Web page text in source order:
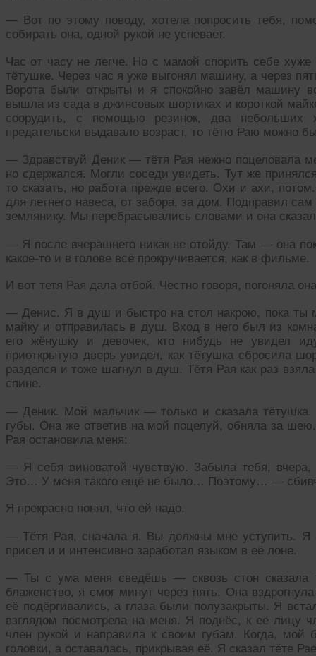
— Вот по этому поводу, хотела попросить тебя,
собирать она, одной рукой не успевает.
Час от часу не легче. Но с мамой спорить себе
тётушке. Через час я уже выгонял машину, а через
Ворота были открыты и я спокойно завёл машину
вышла из сада в джинсовых шортиках и короткой
соорудить, с помощью резинок, два
предательски выдавало возраст, то тётю Раю можно
— Здравствуй Деник — тётя Рая нежно поцеловала
но сдержался. Могли соседи увидеть. Тут же
то сказать, но работа прежде всего. Охи и ахи,
для летнего навеса, от забора, за дом. Подправил
землянику. Мы перебрасывались словами и она
— Я после вчерашнего никак не отойду. Там — она
какое-то и в голове всё прокручивается, как в фильме.
И вот тетя Рая дала отбой. Честно говоря, погоняла
— Денис. Я в душ и быстро на стол накрою, пока ты
майку и отправилась в душ. Вход в него был из
его жёнушку и девочек, кто нибудь не
приоткрытую дверь увидел, как тётушка сбросила
разделся и тоже шагнул в душ. Тётя Рая как раз
спине.
— Деник. Мой мальчик — только и сказала
губы. Она же ответив на мой поцелуй, обняла за
Рая остановила меня:
— Я себя виноватой чувствую. Забыла тебя,
Это… У меня такого ещё не было… Поэтому… —
Я прекрасно понял, что ей надо.
— Тётя Рая, сначала я. Вы должны мне уступить. Я
присел и и интенсивно заработал языком в её лоне.
— Ты с ума меня сведёшь — сквозь стон сказала
блаженство, я смог минут через пять. Она
её подёргивались, а глаза были полузакрыты. Я
взглядом посмотрела на меня. Я поднёс, к её лицу
член рукой и направила к своим губам. Когда, мой
головки, а оставалась, прикрывая её. Я сказал тёте